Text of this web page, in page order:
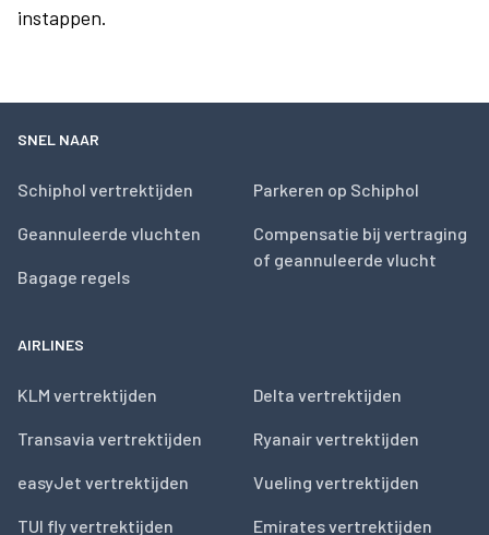
instappen.
SNEL NAAR
Schiphol vertrektijden
Geannuleerde vluchten
Bagage regels
Parkeren op Schiphol
Compensatie bij vertraging
of geannuleerde vlucht
AIRLINES
KLM vertrektijden
Transavia vertrektijden
easyJet vertrektijden
TUI fly vertrektijden
Delta vertrektijden
Ryanair vertrektijden
Vueling vertrektijden
Emirates vertrektijden